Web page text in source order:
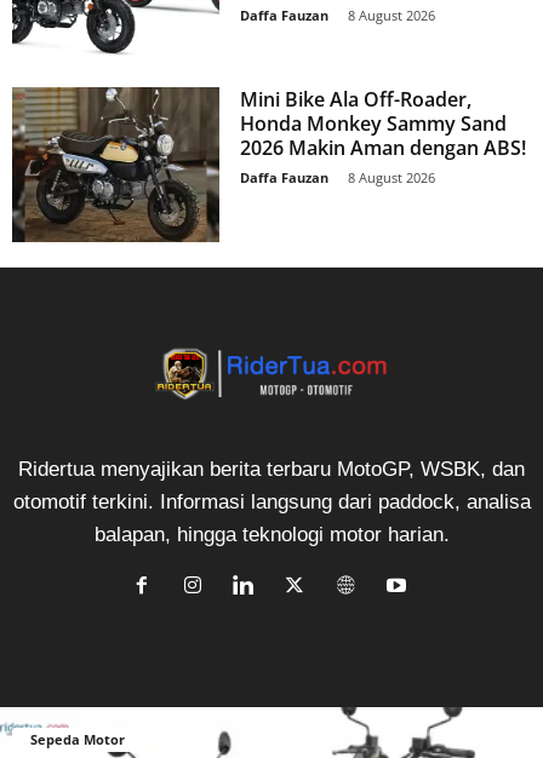
Daffa Fauzan 8 August 2026
Mini Bike Ala Off-Roader,
Honda Monkey Sammy Sand
2026 Makin Aman dengan ABS!
Daffa Fauzan 8 August 2026
Ridertua menyajikan berita terbaru MotoGP, WSBK, dan
otomotif terkini. Informasi langsung dari paddock, analisa
balapan, hingga teknologi motor harian.
Sepeda Motor